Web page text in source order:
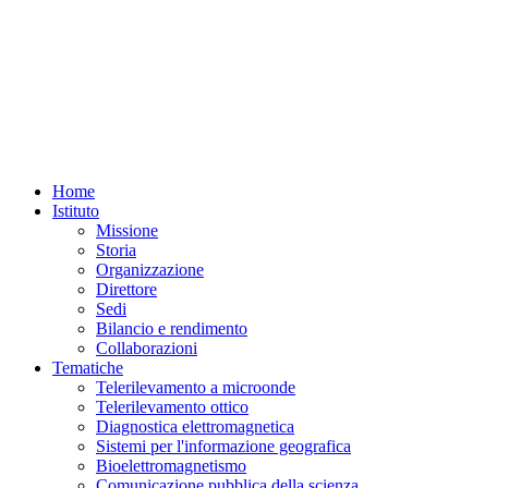
Home
Istituto
Missione
Storia
Organizzazione
Direttore
Sedi
Bilancio e rendimento
Collaborazioni
Tematiche
Telerilevamento a microonde
Telerilevamento ottico
Diagnostica elettromagnetica
Sistemi per l'informazione geografica
Bioelettromagnetismo